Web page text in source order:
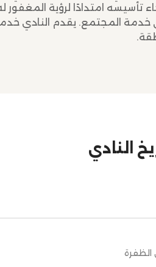
تأسيسه امتدادًا لرؤية
خدمة المجتمع. يقدم النادي
النادي